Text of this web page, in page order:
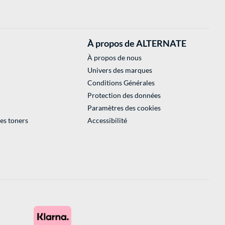
toners
À propos de ALTERNATE
À propos de nous
Univers des marques
Conditions Générales
Protection des données
Paramètres des cookies
Accessibilité